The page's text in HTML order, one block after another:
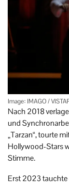
Image: IMAGO /
Nach 2018
und
„Tarzan“, tourte
Hollywood-Stars
Stimme.
Erst 2023 tauchte